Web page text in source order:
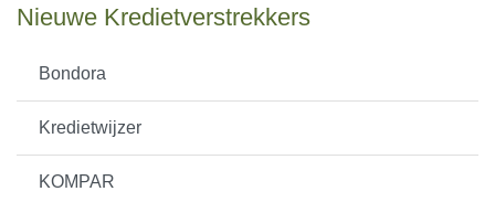
Nieuwe Kredietverstrekkers
Bondora
Kredietwijzer
KOMPAR